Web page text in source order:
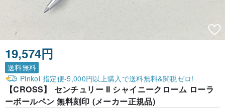
19,574円
送料無料
Pinkoi 指定便-5,000円以上購入で送料無料&関税ゼロ!
【CROSS】 センチュリー II シャイニークローム ローラ
ーボールペン 無料刻印 (メーカー正規品)